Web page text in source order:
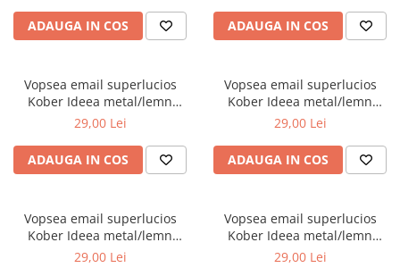
ADAUGA IN COS ADAUGA IN COS
Vopsea email superlucios
Kober Ideea metal/lemn
int/ext brun 0.75L
29,00 Lei
ADAUGA IN COS
Vopsea email superlucios
Kober Ideea metal/lemn
int/ext maro roșcat 0.75L
29,00 Lei
ADAUGA IN COS
Vopsea email superlucios
Kober Ideea metal/lemn
int/ext verde mediu 0.75L
29,00 Lei
Vopsea email superlucios
Kober Ideea metal/lemn
int/ext verde deschis 0.75L
29,00 Lei